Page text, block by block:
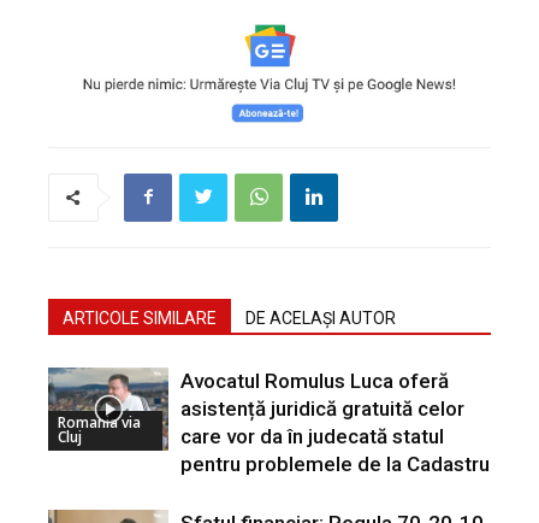
ARTICOLE SIMILARE DE ACELAȘI AUTOR
Romania via
Cluj
Avocatul Romulus Luca oferă
asistență juridică gratuită celor
care vor da în judecată statul
pentru problemele de la Cadastru